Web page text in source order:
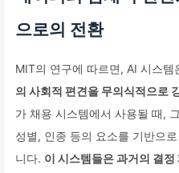
으로의 전환
MIT의 연구에 따르면, AI 시스템
의 사회적 편견을 무의식적으로
가 채용 시스템에서 사용될 때,
성별, 인종 등의 요소를 기반으
니다. 이 시스템들은 과거의 결